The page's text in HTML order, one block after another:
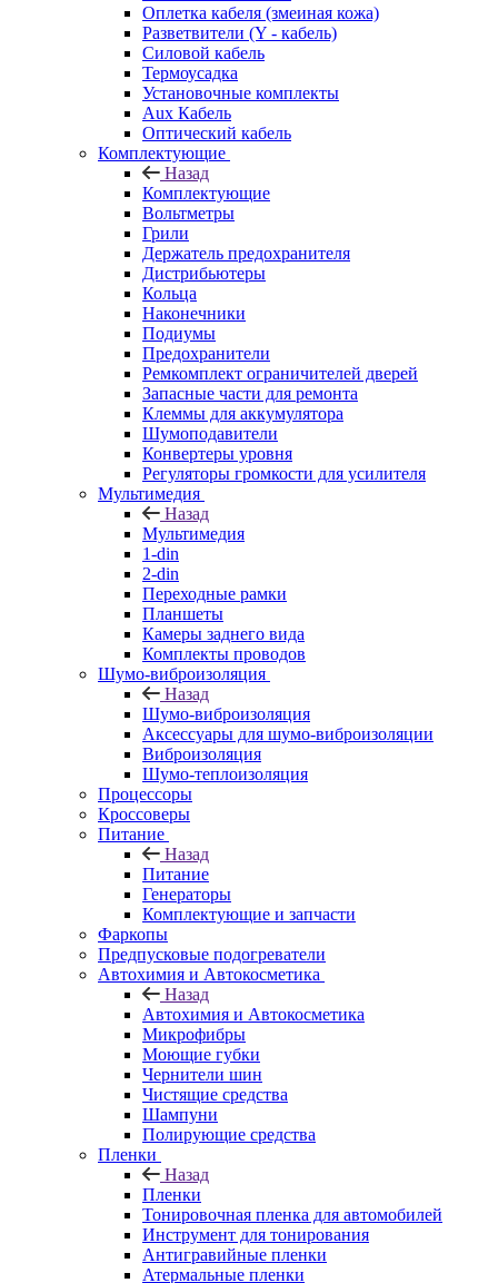
Оплетка кабеля (змеиная кожа)
Разветвители (Y - кабель)
Силовой кабель
Термоусадка
Установочные комплекты
Aux Кабель
Оптический кабель
Комплектующие
Назад
Комплектующие
Вольтметры
Грили
Держатель предохранителя
Дистрибьютеры
Кольца
Наконечники
Подиумы
Предохранители
Ремкомплект ограничителей дверей
Запасные части для ремонта
Клеммы для аккумулятора
Шумоподавители
Конвертеры уровня
Регуляторы громкости для усилителя
Мультимедия
Назад
Мультимедия
1-din
2-din
Переходные рамки
Планшеты
Камеры заднего вида
Комплекты проводов
Шумо-виброизоляция
Назад
Шумо-виброизоляция
Аксессуары для шумо-виброизоляции
Виброизоляция
Шумо-теплоизоляция
Процессоры
Кроссоверы
Питание
Назад
Питание
Генераторы
Комплектующие и запчасти
Фаркопы
Предпусковые подогреватели
Автохимия и Автокосметика
Назад
Автохимия и Автокосметика
Микрофибры
Моющие губки
Чернители шин
Чистящие средства
Шампуни
Полирующие средства
Пленки
Назад
Пленки
Тонировочная пленка для автомобилей
Инструмент для тонирования
Антигравийные пленки
Атермальные пленки